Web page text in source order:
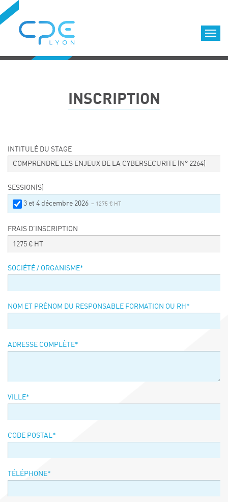
Formations diplômantes
Equipe
Nous choisir
LOCATION DE SALLES DE FORMATION
Nos clients
Événements
sustainability – September 15 and 16, 2026
Contacts
INSCRIPTION
INTITULÉ DU STAGE
COMPRENDRE LES ENJEUX DE LA CYBERSECURITE (N° 2264)
SESSION(S)
3 et 4 décembre 2026 – 1275 € HT
FRAIS D’INSCRIPTION
1275 € HT
SOCIÉTÉ / ORGANISME*
NOM ET PRÉNOM DU RESPONSABLE FORMATION OU RH *
ADRESSE COMPLÈTE*
VILLE*
CODE POSTAL*
TÉLÉPHONE*
Cookies management panel